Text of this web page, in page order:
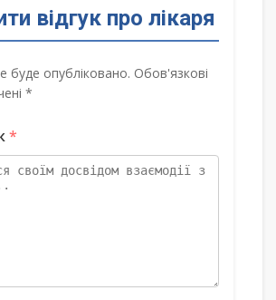
відгук про лікаря
буде опубліковано. Обов'язкові
*
*